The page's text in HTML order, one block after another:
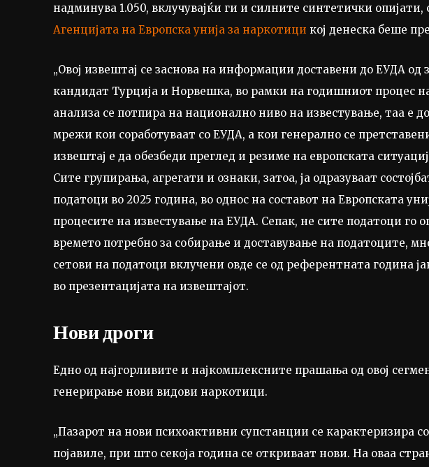
надминува 1.050, вклучувајќи ги и силните синтетички опијати,
Агенцијата на Европска унија за наркотици кој денеска беше
„Овој извештај се заснова на информации доставени до ЕУДА од
кандидат Турција и Норвешка, во рамки на годишниот процес
анализа се потпира на национално ниво на известување, таа е
мрежи кои соработуваат со ЕУДА, а кои генерално се
извештај е да обезбеди преглед и резиме на европската
Сите групирања, агрегати и ознаки, затоа, ја одразуваат
податоци во 2025 година, во однос на составот на Европската
процесите на известување на ЕУДА. Сепак, не сите податоци го
времето потребно за собирање и доставување на податоците,
сетови на податоци вклучени овде се од референтната година
во презентацијата на извештајот.
Нови дроги
Едно од најгорливите и најкомплексните прашања од овој
генерирање нови видови наркотици.
„Пазарот на нови психоактивни супстанции се карактеризира
појавиле, при што секоја година се откриваат нови. На оваа